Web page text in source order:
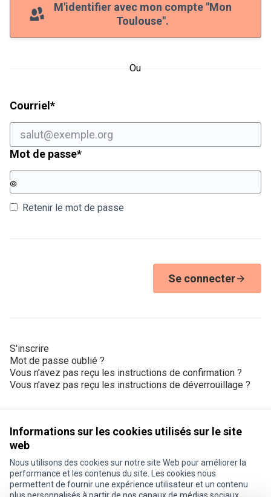
Informations sur les cookies utilisés sur le site
web
Nous utilisons des cookies sur notre site Web pour améliorer la
performance et les contenus du site. Les cookies nous
permettent de fournir une expérience utilisateur et un contenu
M'identifier avec mon compte "Mon
Toulouse".
Ou
Courriel *Champ obligatoire
Mot de passe*Champ obligatoire
Retenir le mot de passe
Se connecter
S'inscrire
Mot de passe oublié ?
Vous n’avez pas reçu les instructions de confirmation ?
Vous n’avez pas reçu les instructions de déverrouillage ?
Conditions d'utilisation
Paramètres des cookies
Je participe ! sur X
Je participe ! sur Facebook
Je participe ! sur Instagram